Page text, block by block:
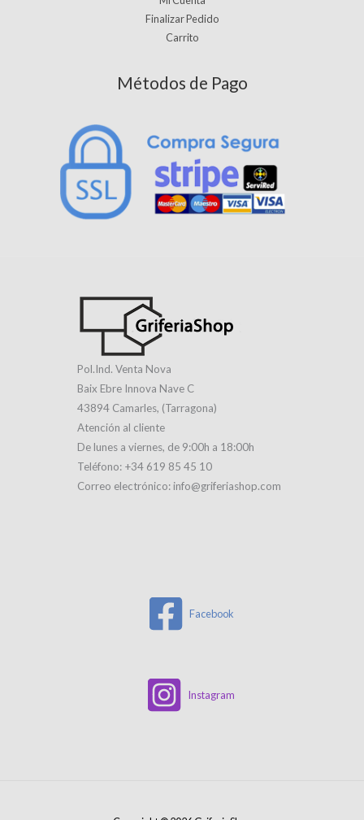
Finalizar Pedido
Carrito
Métodos de Pago
Pol.Ind. Venta Nova
Baix Ebre Innova Nave C
43894 Camarles, (Tarragona)
Atención al cliente
De lunes a viernes, de 9:00h a 18:00h
Teléfono: +34 619 85 45 10
Correo electrónico: info@griferiashop.com
Facebook
Instagram